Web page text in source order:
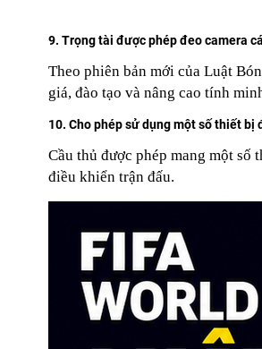
9. Trọng tài được phép đeo camera
Theo phiên bản mới của Luật
giá, đào tạo và nâng cao tính
10. Cho phép sử dụng một số thiết bị
Cầu thủ được phép mang một số
điều khiển trận đấu.